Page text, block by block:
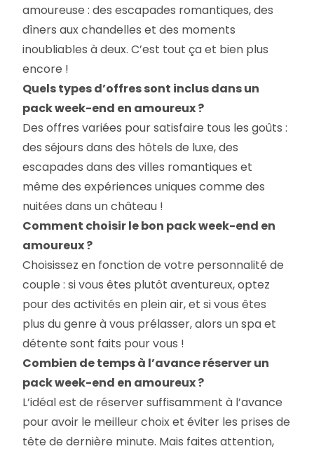
amoureuse : des escapades romantiques, des
dîners aux chandelles et des moments
inoubliables à deux. C’est tout ça et bien plus
encore !
Quels types d’offres sont inclus dans un
pack week-end en amoureux ?
Des offres variées pour satisfaire tous les goûts :
des séjours dans des hôtels de luxe, des
escapades dans des villes romantiques et
même des expériences uniques comme des
nuitées dans un château !
Comment choisir le bon pack week-end en
amoureux ?
Choisissez en fonction de votre personnalité de
couple : si vous êtes plutôt aventureux, optez
pour des activités en plein air, et si vous êtes
plus du genre à vous prélasser, alors un spa et
détente sont faits pour vous !
Combien de temps à l’avance réserver un
pack week-end en amoureux ?
L’idéal est de réserver suffisamment à l’avance
pour avoir le meilleur choix et éviter les prises de
tête de dernière minute. Mais faites attention,